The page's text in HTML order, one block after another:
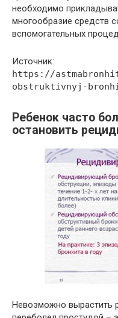
необходимо
многообразие средств
вспомогательных
Источник:
https://
obstruktivnyj-
Ребенок часто
остановить
Невозможно вырастить